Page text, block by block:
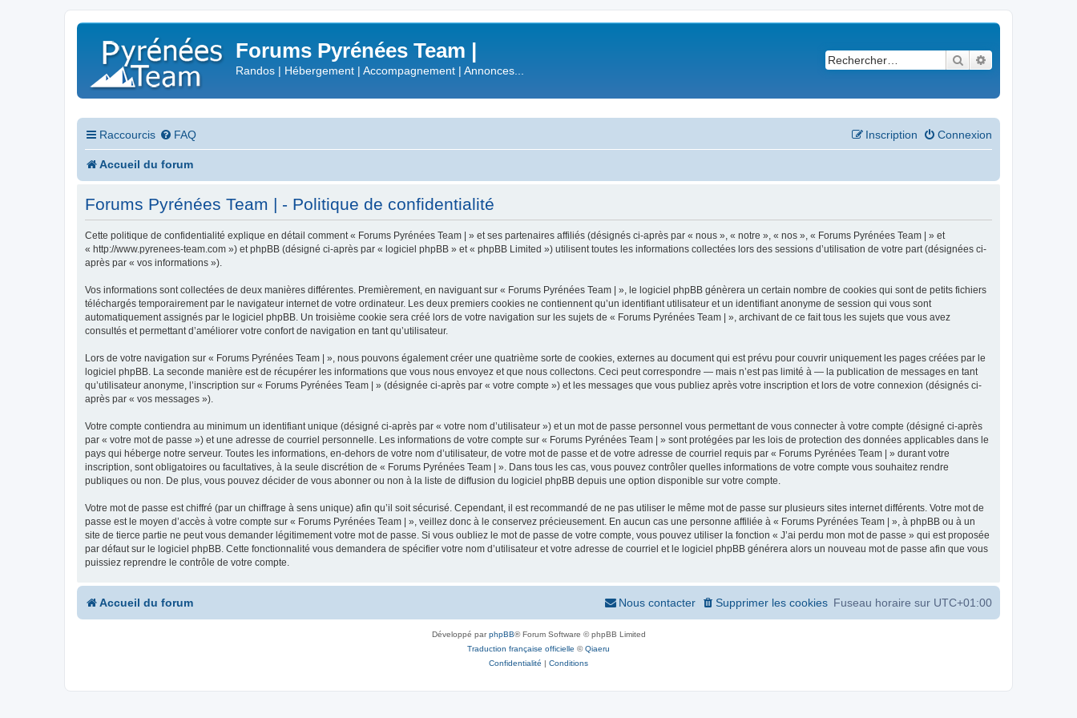
Forums Pyrénées Team |
Randos | Hébergement | Accompagnement | Annonces...
Rechercher
Raccourcis FAQ Connexion
Inscription
Accueil du forum
Forums Pyrénées Team | - Politique de confidentialité
Cette politique de confidentialité explique en détail comment « Forums Pyrénées Team | » et ses partenaires affiliés (désignés ci-après par « nous », « notre », « nos », « Forums Pyrénées Team | » et
« http://www.pyrenees-team.com ») et phpBB (désigné ci-après par « logiciel phpBB » et « phpBB Limited ») utilisent toutes les informations collectées lors des sessions d’utilisation de votre part (désignées ci-
après par « vos informations »).
Vos informations sont collectées de deux manières différentes. Premièrement, en naviguant sur « Forums Pyrénées Team | », le logiciel phpBB génèrera un certain nombre de cookies qui sont de petits fichiers
téléchargés temporairement par le navigateur internet de votre ordinateur. Les deux premiers cookies ne contiennent qu’un identifiant utilisateur et un identifiant anonyme de session qui vous sont
automatiquement assignés par le logiciel phpBB. Un troisième cookie sera créé lors de votre navigation sur les sujets de « Forums Pyrénées Team | », archivant de ce fait tous les sujets que vous avez
consultés et permettant d’améliorer votre confort de navigation en tant qu’utilisateur.
Lors de votre navigation sur « Forums Pyrénées Team | », nous pouvons également créer une quatrième sorte de cookies, externes au document qui est prévu pour couvrir uniquement les pages créées par le
logiciel phpBB. La seconde manière est de récupérer les informations que vous nous envoyez et que nous collectons. Ceci peut correspondre — mais n’est pas limité à — la publication de messages en tant
qu’utilisateur anonyme, l’inscription sur « Forums Pyrénées Team | » (désignée ci-après par « votre compte ») et les messages que vous publiez après votre inscription et lors de votre connexion (désignés ci-
après par « vos messages »).
Votre compte contiendra au minimum un identifiant unique (désigné ci-après par « votre nom d’utilisateur ») et un mot de passe personnel vous permettant de vous connecter à votre compte (désigné ci-après
par « votre mot de passe ») et une adresse de courriel personnelle. Les informations de votre compte sur « Forums Pyrénées Team | » sont protégées par les lois de protection des données applicables dans le
pays qui héberge notre serveur. Toutes les informations, en-dehors de votre nom d’utilisateur, de votre mot de passe et de votre adresse de courriel requis par « Forums Pyrénées Team | » durant votre
inscription, sont obligatoires ou facultatives, à la seule discrétion de « Forums Pyrénées Team | ». Dans tous les cas, vous pouvez contrôler quelles informations de votre compte vous souhaitez rendre
publiques ou non. De plus, vous pouvez décider de vous abonner ou non à la liste de diffusion du logiciel phpBB depuis une option disponible sur votre compte.
Votre mot de passe est chiffré (par un chiffrage à sens unique) afin qu’il soit sécurisé. Cependant, il est recommandé de ne pas utiliser le même mot de passe sur plusieurs sites internet différents. Votre mot de
passe est le moyen d’accès à votre compte sur « Forums Pyrénées Team | », veillez donc à le conservez précieusement. En aucun cas une personne affiliée à « Forums Pyrénées Team | », à phpBB ou à un
site de tierce partie ne peut vous demander légitimement votre mot de passe. Si vous oubliez le mot de passe de votre compte, vous pouvez utiliser la fonction « J’ai perdu mon mot de passe » qui est proposée
par défaut sur le logiciel phpBB. Cette fonctionnalité vous demandera de spécifier votre nom d’utilisateur et votre adresse de courriel et le logiciel phpBB générera alors un nouveau mot de passe afin que vous
puissiez reprendre le contrôle de votre compte.
Accueil du forum Fuseau horaire sur UTC+01:00
Supprimer les cookies
Nous contacter
Développé parphpBB® Forum Software © phpBB Limited
Traduction française officielle ©Qiaeru
Confidentialité | Conditions